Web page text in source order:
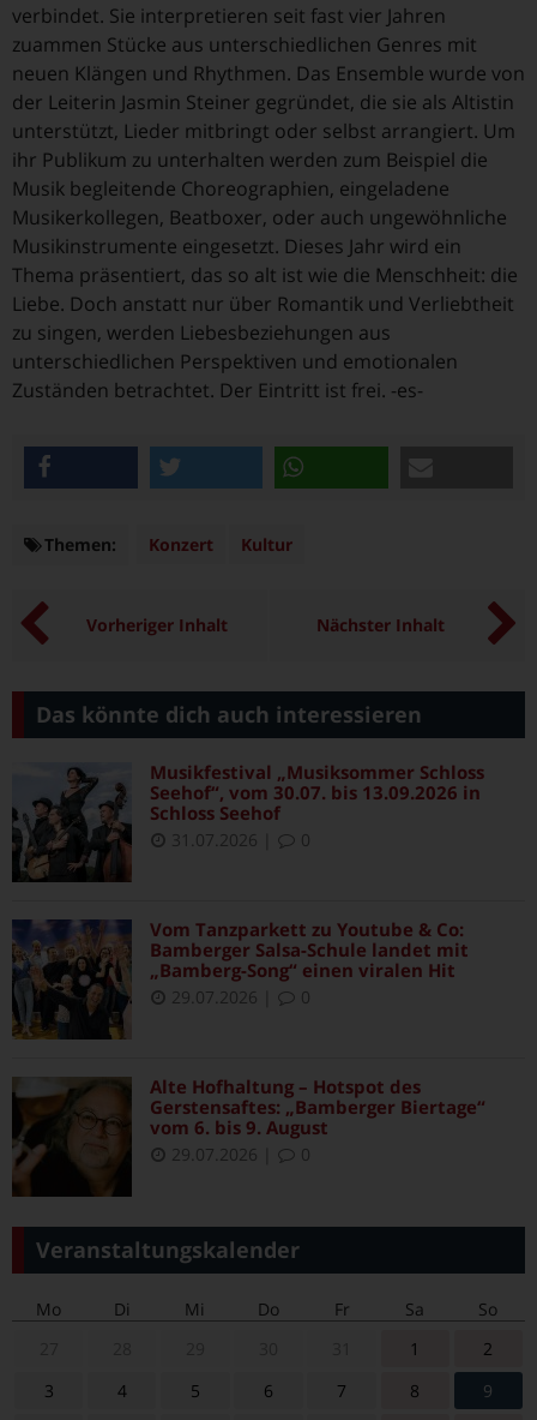
verbindet. Sie interpretieren seit fast vier Jahren
zuammen Stücke aus unterschiedlichen Genres mit
neuen Klängen und Rhythmen. Das Ensemble wurde von
der Leiterin Jasmin Steiner gegründet, die sie als Altistin
unterstützt, Lieder mitbringt oder selbst arrangiert. Um
ihr Publikum zu unterhalten werden zum Beispiel die
Musik begleitende Choreographien, eingeladene
Musikerkollegen, Beatboxer, oder auch ungewöhnliche
Musikinstrumente eingesetzt. Dieses Jahr wird ein
Thema präsentiert, das so alt ist wie die Menschheit: die
Liebe. Doch anstatt nur über Romantik und Verliebtheit
zu singen, werden Liebesbeziehungen aus
unterschiedlichen Perspektiven und emotionalen
Zuständen betrachtet. Der Eintritt ist frei. -es-
Themen: Themen
Konzert Kultur
Vorheriger Inhalt Nächster Inhalt
Das könnte dich auch interessieren
Musikfestival „Musiksommer Schloss
Seehof“, vom 30.07. bis 13.09.2026 in
Schloss Seehof
31.07.2026 0
Vom Tanzparkett zu Youtube & Co:
Bamberger Salsa-Schule landet mit
„Bamberg-Song“ einen viralen Hit
29.07.2026 0
Alte Hofhaltung – Hotspot des
Gerstensaftes: „Bamberger Biertage“
vom 6. bis 9. August
29.07.2026 0
Veranstaltungskalender
Mo Di Mi Do Fr Sa
So
1
2
3
4 5 6 7 8 9